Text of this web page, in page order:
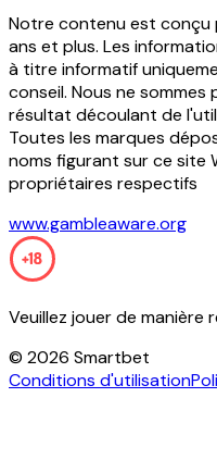
Notre contenu est conçu
ans et plus. Les
à titre informatif
conseil. Nous ne
résultat découlant de
Toutes les marques
noms figurant sur ce site
propriétaires respectifs
www.gambleaware.org
Veuillez jouer de manière
© 2026 Smartbet
Conditions d'utilisation